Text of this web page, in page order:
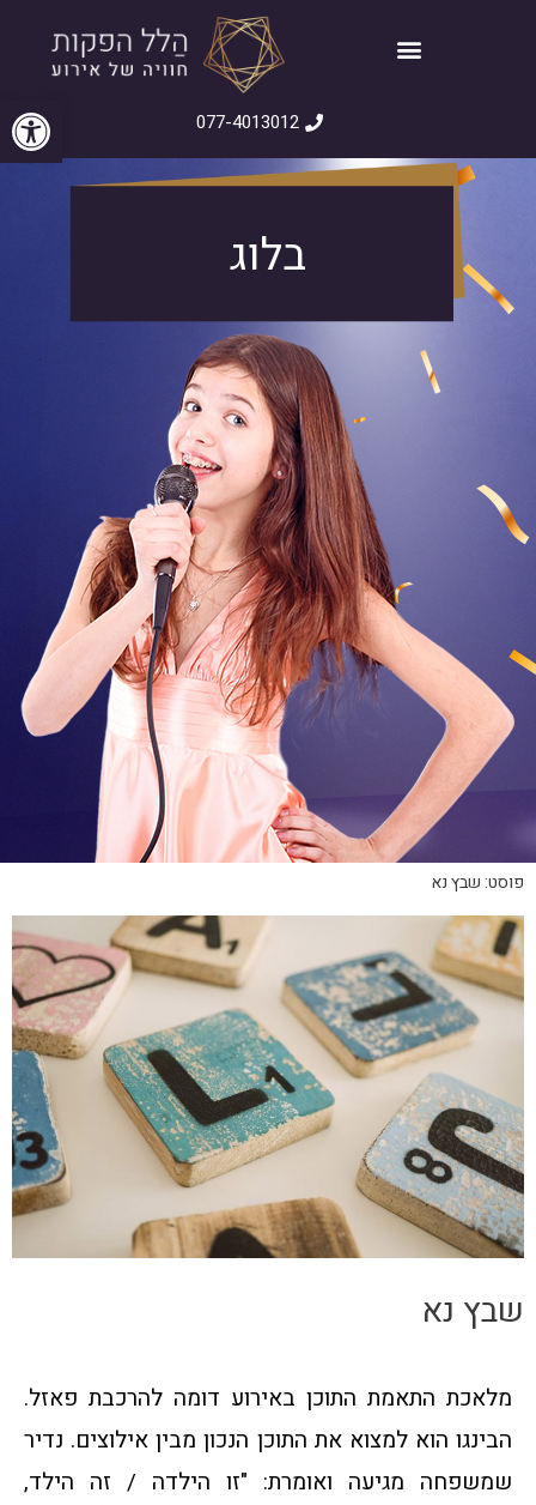
פתח 077-4013012
בלוג
פוסט: שבץ נא
שבץ נא
מלאכת התאמת התוכן באירוע דומה להרכבת פאזל.
הבינגו הוא למצוא את התוכן הנכון מבין אילוצים. נדיר
שמשפחה מגיעה ואומרת: "זו הילדה / זה הילד,